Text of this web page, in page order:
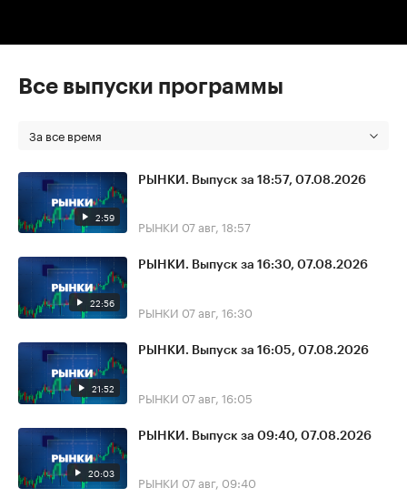
Все выпуски программы
За все время
2:59
РЫНКИ. Выпуск за 18:57, 07.08.2026
РЫНКИ 07 авг, 18:57
22:56
РЫНКИ. Выпуск за 16:30, 07.08.2026
РЫНКИ 07 авг, 16:30
21:52
РЫНКИ. Выпуск за 16:05, 07.08.2026
РЫНКИ 07 авг, 16:05
20:03
РЫНКИ. Выпуск за 09:40, 07.08.2026
РЫНКИ 07 авг, 09:40